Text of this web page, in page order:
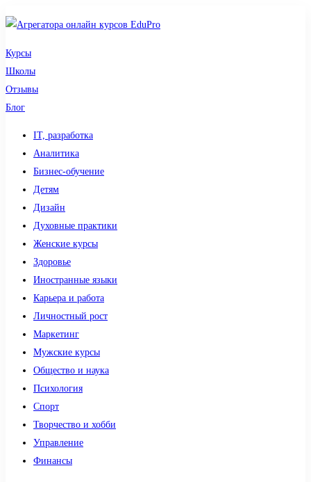
Курсы
Школы
Отзывы
Блог
IT, разработка
Аналитика
Бизнес-обучение
Детям
Дизайн
Духовные практики
Женские курсы
Здоровье
Иностранные языки
Карьера и работа
Личностный рост
Маркетинг
Мужские курсы
Общество и наука
Психология
Спорт
Творчество и хобби
Управление
Финансы